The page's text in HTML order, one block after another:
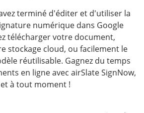
terminé d'éditer et d'utiliser la
numérique dans Google
télécharger votre document,
stockage cloud, ou facilement le
réutilisable. Gagnez du temps
en ligne avec airSlate SignNow,
à tout moment !